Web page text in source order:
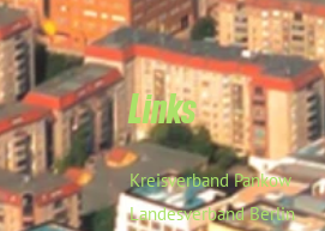
Links
Kreisverband Pankow
Landesverband Berlin